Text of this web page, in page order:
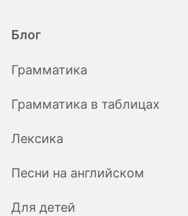
Блог
Грамматика
Грамматика в таблицах
Лексика
Песни на английском
Для детей